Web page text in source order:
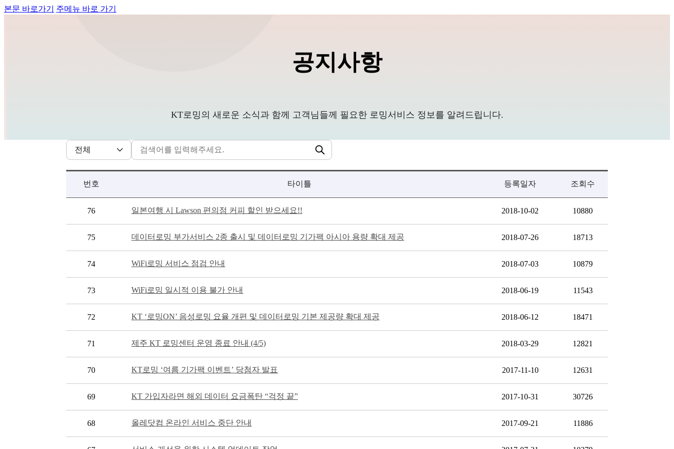
본문 바로가기 주메뉴 바로 가기
공지사항
KT로밍의 새로운 소식과 함께 고객님들께 필요한 로밍서비스 정보를 알려드립니다.
검색
번호 타이틀 등록일자 조회수
76 일본여행 시 Lawson 편의점 커피 할인 받으세요!! 2018-10-02 10880
75 데이터로밍 부가서비스 2종 출시 및 데이터로밍 기가팩 아시아 용량 확대 제공 2018-07-26 18713
74 WiFi로밍 서비스 점검 안내 2018-07-03 10879
73 WiFi로밍 일시적 이용 불가 안내 2018-06-19 11543
72 KT ‘로밍ON’ 음성로밍 요율 개편 및 데이터로밍 기본 제공량 확대 제공 2018-06-12 18471
71 제주 KT 로밍센터 운영 종료 안내 (4/5) 2018-03-29 12821
70 KT로밍 ‘여름 기가팩 이벤트’ 당첨자 발표 2017-11-10 12631
69 KT 가입자라면 해외 데이터 요금폭탄 “걱정 끝” 2017-10-31 30726
68 올레닷컴 온라인 서비스 중단 안내 2017-09-21 11886